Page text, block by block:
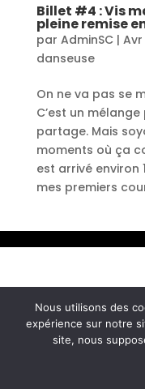
Billet #4 : Vis
pleine remise
par AdminSC| Avr
danseuse
On ne va pas se
C’est un
partage. Mais
moments où ça
est arrivé environ
mes premiers
Nous utilisons des
expérience sur notre
site, nous